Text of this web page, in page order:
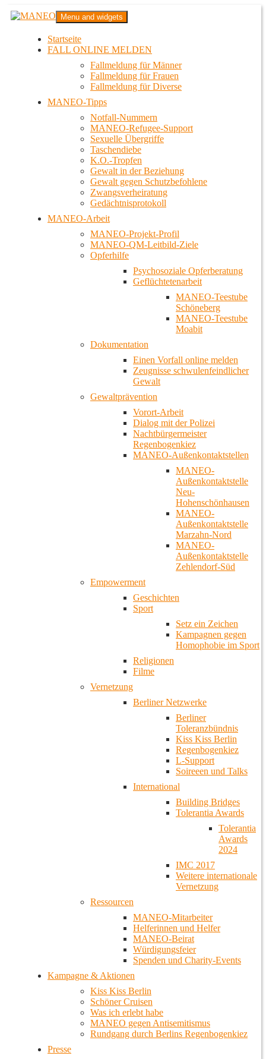
Zum
InhaltMANEO
Das schwule Anti-Gewalt-Projekt in Berlin
Menu and widgets
Startseite
FALL ONLINE MELDEN
Fallmeldung für Männer
Fallmeldung für Frauen
Fallmeldung für Diverse
MANEO-Tipps
Notfall-Nummern
MANEO-Refugee-Support
Sexuelle Übergriffe
Taschendiebe
K.O.-Tropfen
Gewalt in der Beziehung
Gewalt gegen Schutzbefohlene
Zwangsverheiratung
Gedächtnisprotokoll
MANEO-Arbeit
MANEO-Projekt-Profil
MANEO-QM-Leitbild-Ziele
Opferhilfe
Psychosoziale Opferberatung
Geflüchtetenarbeit
MANEO-Teestube
Schöneberg
MANEO-Teestube
Moabit
Dokumentation
Einen Vorfall online melden
Zeugnisse schwulenfeindlicher
Gewalt
Gewaltprävention
Vorort-Arbeit
Dialog mit der Polizei
Nachtbürgermeister
Regenbogenkiez
MANEO-Außenkontaktstellen
MANEO-
Außenkontaktstelle
Neu-
Hohenschönhausen
MANEO-
Außenkontaktstelle
Marzahn-Nord
MANEO-
Außenkontaktstelle
Zehlendorf-Süd
Empowerment
Geschichten
Sport
Setz ein Zeichen
Kampagnen gegen
Homophobie im Sport
Religionen
Filme
Vernetzung
Berliner Netzwerke
Berliner
Toleranzbündnis
Kiss Kiss Berlin
Regenbogenkiez
L-Support
Soireeen und Talks
International
Building Bridges
Tolerantia Awards
Tolerantia
Awards
2024
IMC 2017
Weitere internationale
Vernetzung
Ressourcen
MANEO-Mitarbeiter
Helferinnen und Helfer
MANEO-Beirat
Würdigungsfeier
Spenden und Charity-Events
Kampagne & Aktionen
Kiss Kiss Berlin
Schöner Cruisen
Was ich erlebt habe
MANEO gegen Antisemitismus
Rundgang durch Berlins Regenbogenkiez
Presse